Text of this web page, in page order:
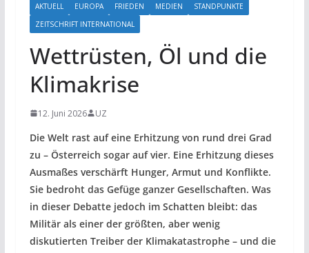
AKTUELL EUROPA FRIEDEN MEDIEN
STANDPUNKTE
ZEITSCHRIFT INTERNATIONAL
Wettrüsten, Öl und die
Klimakrise
12. Juni 2026 UZ
Die Welt rast auf eine Erhitzung von rund drei Grad
zu – Österreich sogar auf vier. Eine Erhitzung dieses
Ausmaßes verschärft Hunger, Armut und Konflikte.
Sie bedroht das Gefüge ganzer Gesellschaften. Was
in dieser Debatte jedoch im Schatten bleibt: das
Militär als einer der größten, aber wenig
diskutierten Treiber der Klimakatastrophe – und die